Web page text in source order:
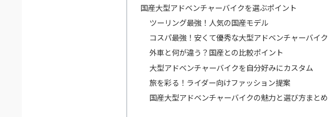
国産大型アドベンチャーバイクを選ぶポイント
ツーリング最強！人気の国産モデル
コスパ最強！安くて優秀な大型アドベンチャーバイク
外車と何が違う？国産との比較ポイント
大型アドベンチャーバイクを自分好みにカスタム
旅を彩る！ライダー向けファッション提案
国産大型アドベンチャーバイクの魅力と選び方まとめ